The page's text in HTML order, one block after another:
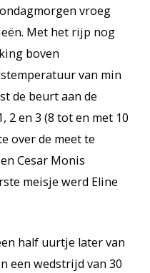
vroeg
Met het rijp nog
boven
van min
de beurt aan de
2 en 3 (8 tot en met 10
over de meet te
Cesar Monis
meisje werd Eline
half uurtje later van
een wedstrijd van 30